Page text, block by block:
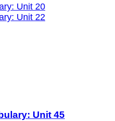
Unit 20
Unit 22
Unit 45